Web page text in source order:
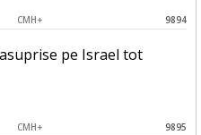
CMH+ 9894
pe Israel tot
CMH+ 9895